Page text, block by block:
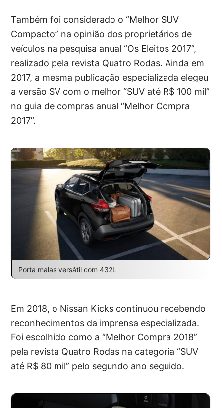
Também foi considerado o “Melhor SUV
Compacto” na opinião dos proprietários de
veículos na pesquisa anual “Os Eleitos 2017”,
realizado pela revista Quatro Rodas. Ainda em
2017, a mesma publicação especializada elegeu
a versão SV com o melhor “SUV até R$ 100 mil”
no guia de compras anual “Melhor Compra
2017”.
Porta malas versátil com 432L
Em 2018, o Nissan Kicks continuou recebendo
reconhecimentos da imprensa especializada.
Foi escolhido como a “Melhor Compra 2018”
pela revista Quatro Rodas na categoria “SUV
até R$ 80 mil” pelo segundo ano seguido.